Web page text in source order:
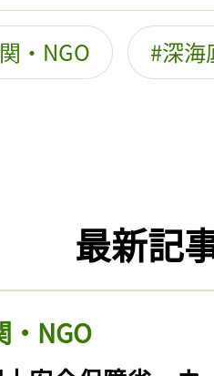
・NGO 深海
最新記
・NGO